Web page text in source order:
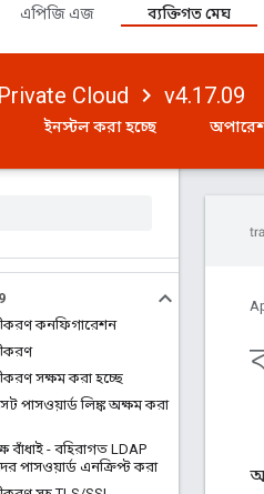
এপিজি এজ ব্যক্তিগত মেঘ
Cloud v4.17.09
ইনস্টল করা হচ্ছে
কনফিগারেশন
সক্ষম করা হচ্ছে
পাসওয়ার্ড লিঙ্ক অক্ষম করা
বাঁধাই - বহিরাগত LDAP
পাসওয়ার্ড এনক্রিপ্ট করা